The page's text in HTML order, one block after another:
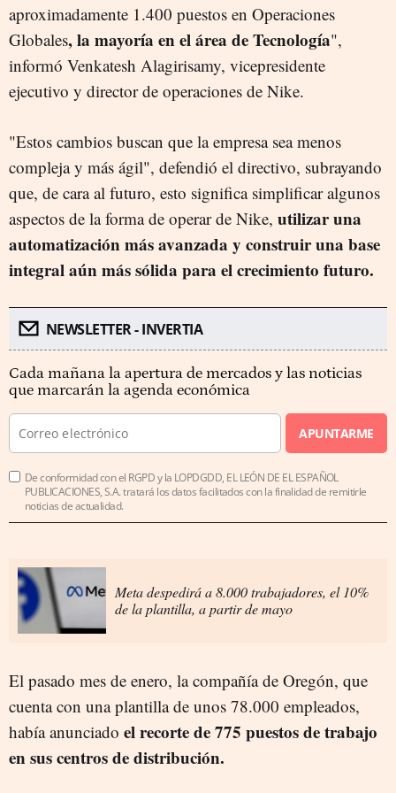
aproximadamente 1.400 puestos en Operaciones
Globales, la mayoría en el área de Tecnología",
informó Venkatesh Alagirisamy, vicepresidente
ejecutivo y director de operaciones de Nike.
"Estos cambios buscan que la empresa sea menos
compleja y más ágil", defendió el directivo, subrayando
que, de cara al futuro, esto significa simplificar algunos
aspectos de la forma de operar de Nike, utilizar una
automatización más avanzada y construir una base
integral aún más sólida para el crecimiento futuro.
NEWSLETTER - INVERTIA
Cada mañana la apertura de mercados y las noticias
que marcarán la agenda económica
APUNTARME
De conformidad con el RGPD y la LOPDGDD, EL LEÓN DE EL ESPAÑOL
PUBLICACIONES, S.A. tratará los datos facilitados con la finalidad de remitirle
noticias de actualidad.
Meta despedirá a 8.000 trabajadores, el 10%
de la plantilla, a partir de mayo
El pasado mes de enero, la compañía de Oregón, que
cuenta con una plantilla de unos 78.000 empleados,
había anunciado el recorte de 775 puestos de trabajo
en sus centros de distribución.